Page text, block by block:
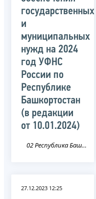
государственных
и
муниципальных
нужд на 2024
год УФНС
России по
Республике
Башкортостан
(в редакции
от 10.01.2024)
02 Республика Башкортостан
27.12.2023 12:25